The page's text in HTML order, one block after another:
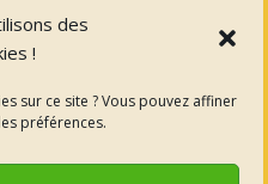
des
!
sur ce site ? Vous pouvez affiner
préférences.
Un service proposé
légales